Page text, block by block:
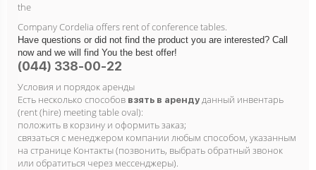
the
Company Cordelia offers rent of conference tables.
Have questions or did not find the product you are interested? Call
now and we will find You the best offer!
(044) 338-00-22
Условия и порядок аренды
Есть несколько способов взять в аренду данный инвентарь
(rent (hire) meeting table oval):
положить в корзину и оформить заказ;
связаться с менеджером компании любым способом, указанным
на странице Контакты (позвонить, выбрать обратный звонок
или обратиться через мессенджеры).